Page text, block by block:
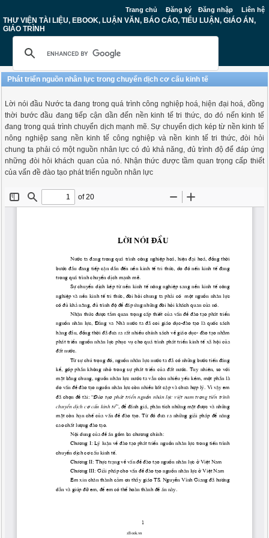
Trang chủ Đăng ký Đăng nhập Liên hệ
THƯ VIỆN TÀI LIỆU, EBOOK, LUẬN VĂN, BÁO CÁO, TIỂU LUẬN, GIÁO ÁN,
GIÁO TRÌNH
Phát triển nguồn nhân lực trong chuyển dịch cơ cấu kinh tế
Lời nói đầu Nước ta đang trong quá trình công nghiệp hoá, hiện đại hoá, đồng
thời bước đầu đang tiếp cận dần đến nền kinh tế tri thức, do đó nến kinh tế
đang trong quá trình chuyển dịch mạnh mẽ. Sự chuyển dịch kép từ nền kinh tế
nông nghiệp sang nền kinh tế công nghiệp và nền kinh tế tri thức, đòi hỏi
chung ta phải có một nguồn nhân lực có đủ khả năng, đủ trình độ để đáp ứng
những đòi hỏi khách quan của nó. Nhận thức được tầm quan trọng cấp thiết
của vấn đề đào tạo phát triển nguồn nhân lực